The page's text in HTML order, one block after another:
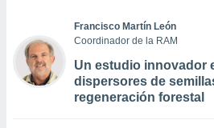
Francisco Martín León
Coordinador de la RAM
Un estudio innovador
dispersores de
regeneración forestal